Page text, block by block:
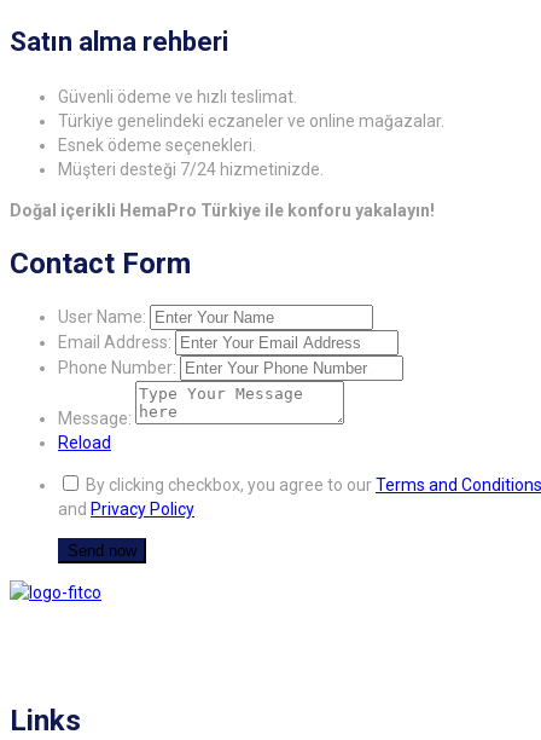
Satın alma rehberi
Güvenli ödeme ve hızlı teslimat.
Türkiye genelindeki eczaneler ve online mağazalar.
Esnek ödeme seçenekleri.
Müşteri desteği 7/24 hizmetinizde.
Doğal içerikli HemaPro Türkiye ile konforu yakalayın!
Contact Form
User Name:
Email Address:
Phone Number:
Message:
Reload
By clicking checkbox, you agree to ourTerms and Conditions
and Privacy Policy
Links